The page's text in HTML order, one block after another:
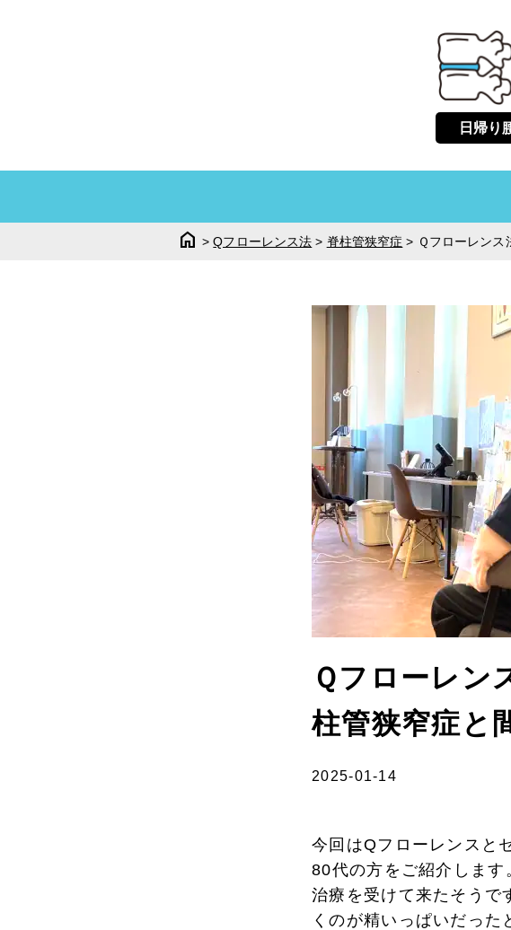
日帰り
home >Qフローレンス法 > 脊柱管狭窄症 > Ｑフローレン
Ｑフローレン
柱管狭窄症と
2025-01-14
今回はQフローレンスと
80代の方をご紹介しま
治療を受けて来たそうで
くのが精いっぱいだった